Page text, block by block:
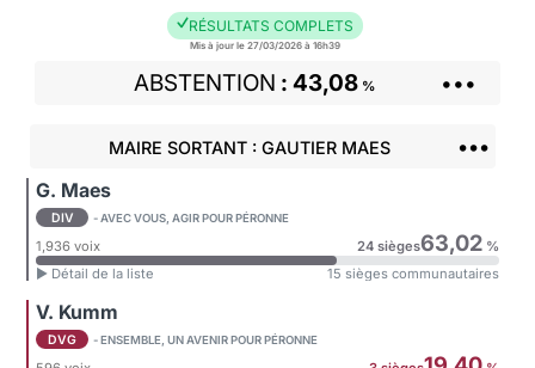
RÉSULTATS COMPLETS
Mis à jour le 27/03/2026 à 16h39
ABSTENTION 43,08 % •••
MAIRE SORTANT : GAUTIER MAES •••
G. Maes
DIV - AVEC VOUS, AGIR POUR PÉRONNE
1,936 voix 24 sièges63,02%
► Détail de la liste
15 sièges communautaires
V. Kumm
DVG - ENSEMBLE, UN AVENIR POUR PÉRONNE